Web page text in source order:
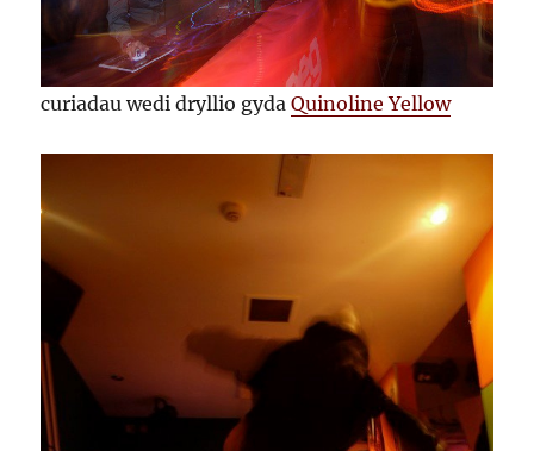
curiadau wedi dryllio gydaQuinoline Yellow